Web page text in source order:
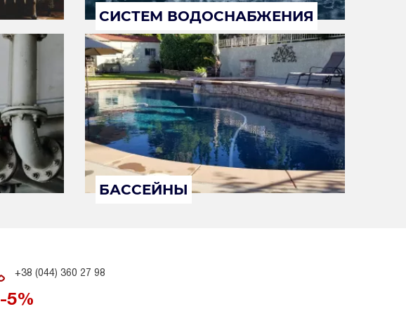
СИСТЕМ ВОДОСНАБЖЕНИЯ
БАССЕЙНЫ
+38 (044) 360 27 98
-5%